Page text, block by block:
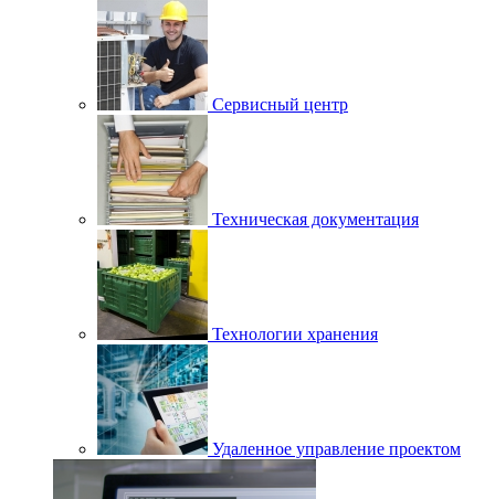
Сервисный центр
Техническая документация
Технологии хранения
Удаленное управление проектом